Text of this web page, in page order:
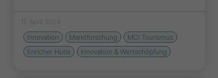
11. April 2024
Innovation
Marktforschung
MCI Tourismus
Enricher Hubs
Innovation & Wertschöpfung